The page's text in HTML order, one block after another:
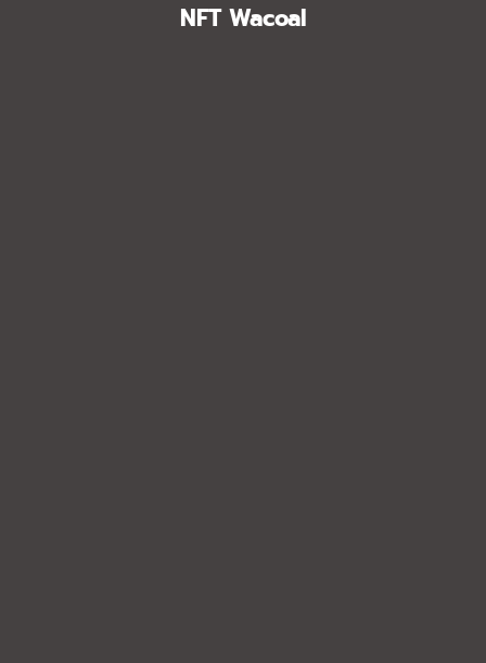
NFT Wacoal